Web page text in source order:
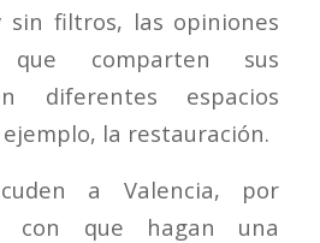
sin filtros, las opiniones
comparten sus
diferentes espacios
la restauración.
a Valencia, por
con que hagan una